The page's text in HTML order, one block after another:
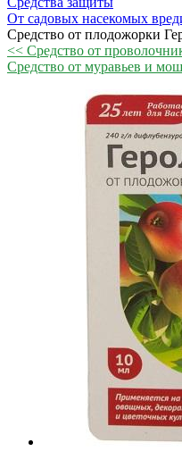
От садовых насекомых
Средство от плодожорки
<< Средство от
Средство от муравьев и